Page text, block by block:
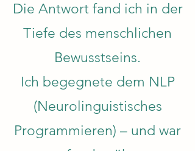
Die Antwort fand ich in der
Tiefe des menschlichen
Bewusstseins.
Ich begegnete dem NLP
(Neurolinguistisches
Programmieren) – und war